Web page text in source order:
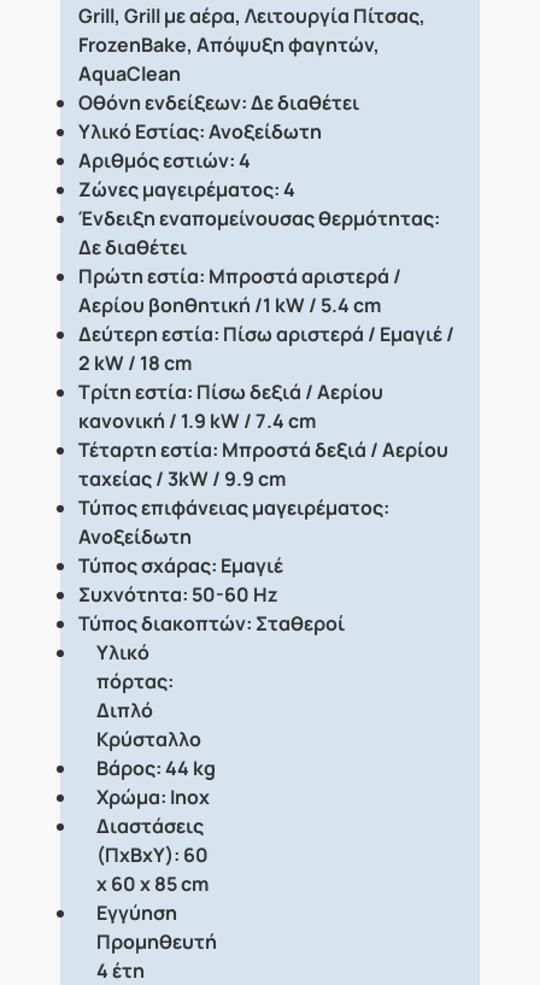
Grill, Grill με αέρα, Λειτουργία Πίτσας,
FrozenBake, Απόψυξη φαγητών,
AquaClean
Οθόνη ενδείξεων: Δε διαθέτει
Υλικό Εστίας: Ανοξείδωτη
Αριθμός εστιών: 4
Ζώνες μαγειρέματος: 4
Ένδειξη εναπομείνουσας θερμότητας:
Δε διαθέτει
Πρώτη εστία: Μπροστά αριστερά /
Αερίου βοηθητική /1 kW / 5.4 cm
Δεύτερη εστία: Πίσω αριστερά / Εμαγιέ /
2 kW / 18 cm
Τρίτη εστία: Πίσω δεξιά / Αερίου
κανονική / 1.9 kW / 7.4 cm
Τέταρτη εστία: Μπροστά δεξιά / Αερίου
ταχείας / 3kW / 9.9 cm
Τύπος επιφάνειας μαγειρέματος:
Ανοξείδωτη
Τύπος σχάρας: Εμαγιέ
Συχνότητα: 50-60 Hz
Τύπος διακοπτών: Σταθεροί
Υλικό
πόρτας:
Διπλό
Κρύσταλλο
Βάρος: 44 kg
Χρώμα: Inox
Διαστάσεις
(ΠxΒxΥ): 60
x 60 x 85 cm
Εγγύηση
Προμηθευτή
4 έτη